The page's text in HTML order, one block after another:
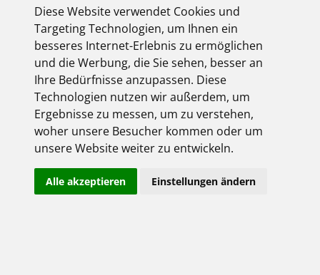
Diese Website verwendet Cookies und
Targeting Technologien, um Ihnen ein
besseres Internet-Erlebnis zu ermöglichen
und die Werbung, die Sie sehen, besser an
Ihre Bedürfnisse anzupassen. Diese
Technologien nutzen wir außerdem, um
Ergebnisse zu messen, um zu verstehen,
woher unsere Besucher kommen oder um
unsere Website weiter zu entwickeln.
Alle akzeptieren Einstellungen ändern
Das Forum für Industrie,
Dienstleister & Institutionen
Inklusive aller FEGIME
Großhändler auf einen Blick!
Über uns
Impressum